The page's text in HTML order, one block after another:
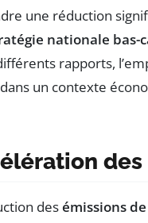
une réduction
nationale bas-
rapports,
un contexte
desémissions de